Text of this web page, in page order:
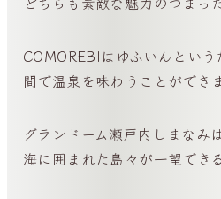
COMOREBIはゆふいんとい
間で温泉を味わうことができま
グランドーム瀬戸内しまなみ
海に囲まれた島々が一望でき